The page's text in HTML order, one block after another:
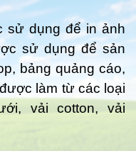
sử dụng để in ảnh
sử dụng để sản
bảng quảng cáo,
làm từ các loại
vải cotton, vải